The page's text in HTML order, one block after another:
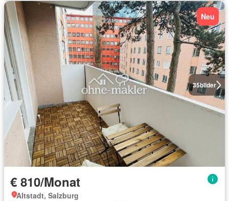
35bilder
Neu
€ 810/Monat
Altstadt, Salzburg